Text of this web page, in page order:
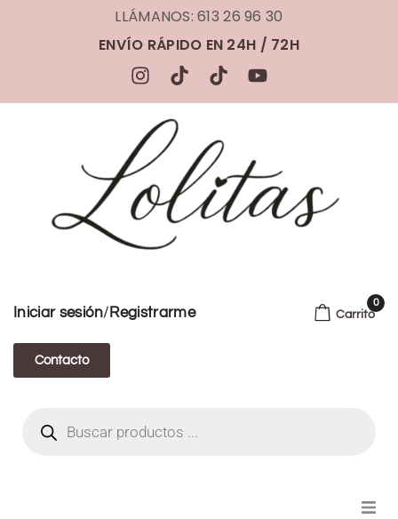
LLÁMANOS: 613 26 96 30
ENVÍO RÁPIDO EN 24H / 72H
Iniciar sesión/ Registrarme
Contacto
Carrito
0